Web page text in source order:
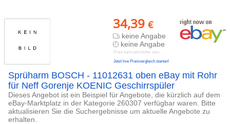
34,39 €
keine Angabe
keine Angabe
Preis kann jetzt höher sein
Jetzt live Preisvergleich starten!
Sprüharm BOSCH - 11012631 oben eBay mit Rohr
für Neff Gorenje KOENIC Geschirrspüler
Dieses Angebot ist ein Beispiel für Angebote, die kürzlich auf dem
eBay-Marktplatz in der Kategorie 260307 verfügbar waren. Bitte
aktualisieren Sie die Suchergebnisse um aktuelle Angebote zu
erhalten.